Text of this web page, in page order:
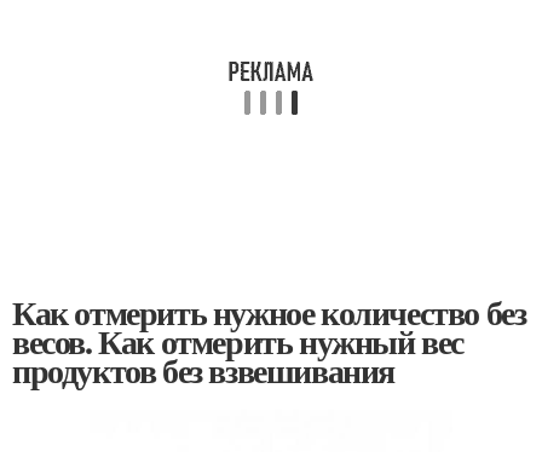
Как отмерить нужное количество без
весов. Как отмерить нужный вес
продуктов без взвешивания